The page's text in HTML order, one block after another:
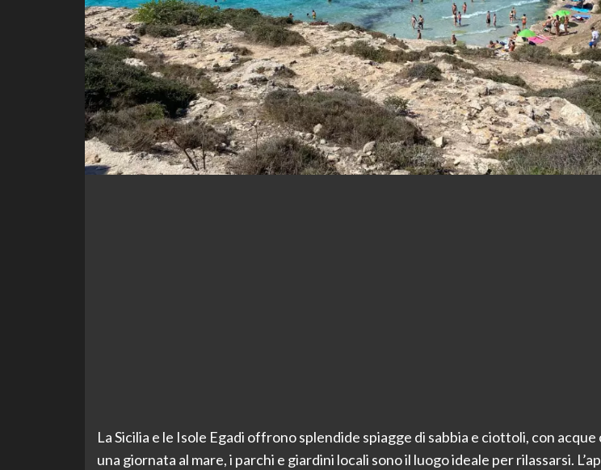
La Sicilia e le Isole Egadi offrono splendide spiagge di sabbia e ciottoli, con
una giornata al mare, i parchi e giardini locali sono il luogo ideale per rilassarsi.